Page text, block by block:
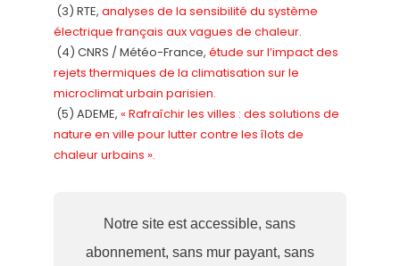
(3) RTE,analyses de la sensibilité du système
électrique français aux vagues de chaleur.
(4) CNRS / Météo-France, étude sur l’impact des
rejets thermiques de la climatisation sur le
microclimat urbain parisien.
(5) ADEME,« Rafraîchir les villes : des solutions de
nature en ville pour lutter contre les îlots de
chaleur urbains ».
Notre site est accessible, sans
abonnement, sans mur payant, sans